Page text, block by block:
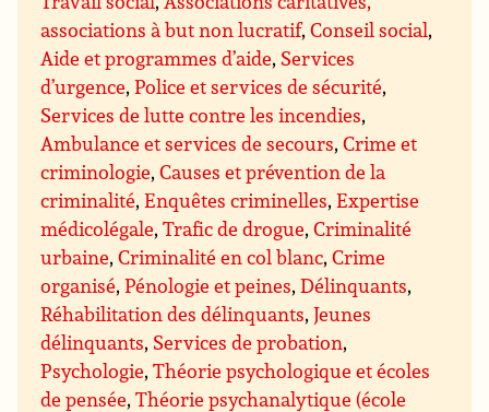
associations à but non lucratif,Conseil social,
Aide et programmes d’aide, Services
d’urgence,Police et services de sécurité,
Services de lutte contre les incendies,
Ambulance et services de secours,Crime et
criminologie,Causes et prévention de la
criminalité,Enquêtes criminelles,Expertise
médicolégale,Trafic de drogue,Criminalité
urbaine,Criminalité en col blanc,Crime
organisé,Pénologie et peines,Délinquants,
Réhabilitation des délinquants,Jeunes
délinquants, Services de probation,
Psychologie,Théorie psychologique et écoles
de pensée,Théorie psychanalytique (école